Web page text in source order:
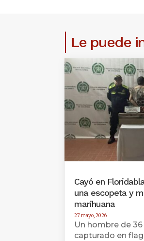
Le puede
Cayó en
una escopeta y
marihuana
27 mayo, 2026
Un hombre de
capturado en